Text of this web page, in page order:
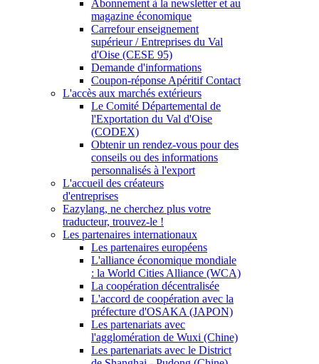
Abonnement à la newsletter et au
magazine économique
Carrefour enseignement
supérieur / Entreprises du Val
d'Oise (CESE 95)
Demande d'informations
Coupon-réponse Apéritif Contact
L'accès aux marchés extérieurs
Le Comité Départemental de
l'Exportation du Val d'Oise
(CODEX)
Obtenir un rendez-vous pour des
conseils ou des informations
personnalisés à l'export
L'accueil des créateurs
d'entreprises
Eazylang, ne cherchez plus votre
traducteur, trouvez-le !
Les partenaires internationaux
Les partenaires européens
L'alliance économique mondiale
: la World Cities Alliance (WCA)
La coopération décentralisée
L'accord de coopération avec la
préfecture d'OSAKA (JAPON)
Les partenariats avec
l'agglomération de Wuxi (Chine)
Les partenariats avec le District